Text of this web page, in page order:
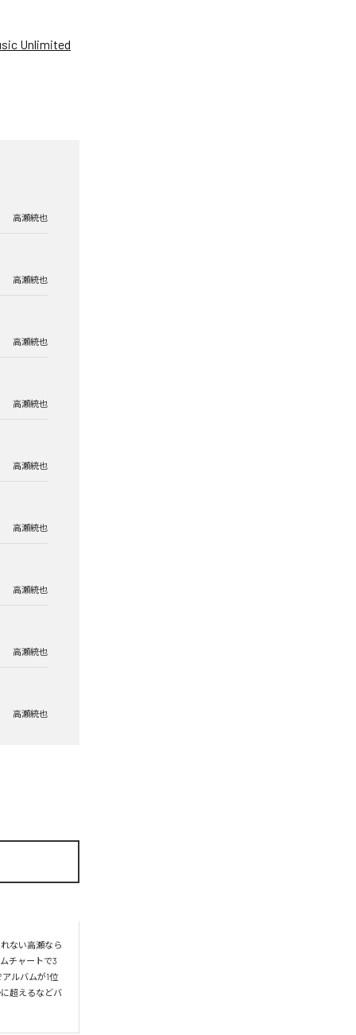
Unlimited
高瀬統也
高瀬統也
高瀬統也
高瀬統也
高瀬統也
高瀬統也
高瀬統也
高瀬統也
高瀬統也
ない高瀬なら
チャートで3
ルバムが1位
超えるなどバ